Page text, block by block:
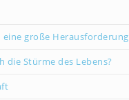
große Herausforderung
die Stürme des Lebens?